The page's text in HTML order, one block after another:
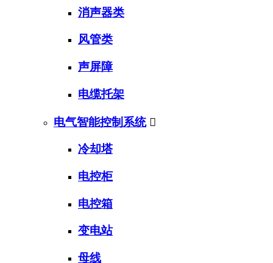
消声器类
风管类
声屏障
电缆托架
电气智能控制系统 
冷却塔
电控柜
电控箱
变电站
母线